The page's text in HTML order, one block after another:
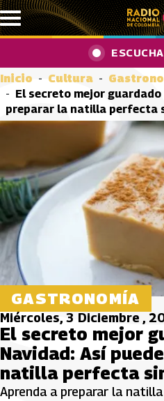
Pasar al contenido principal
Inicio Cultura
El secreto mejor guardado
preparar la natilla perfecta
GASTRONOMÍA
Miércoles, 3 Diciembre ,
El secreto mejor
Navidad: Así
natilla perfecta
Aprenda a preparar la